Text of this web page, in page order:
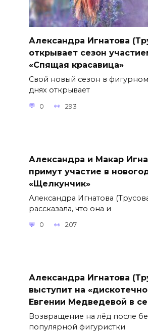
Александра Игнатова
открывает сезон
«Спящая красавица»
Свой новый сезон в
днях открывает
0 293
Александра и Макар
примут участие в
«Щелкунчик»
Александра Игнатова
рассказала, что она и
0 207
Александра Игнатова
выступит на
Евгении Медведевой в
Возвращение на лёд после
популярной фигуристки